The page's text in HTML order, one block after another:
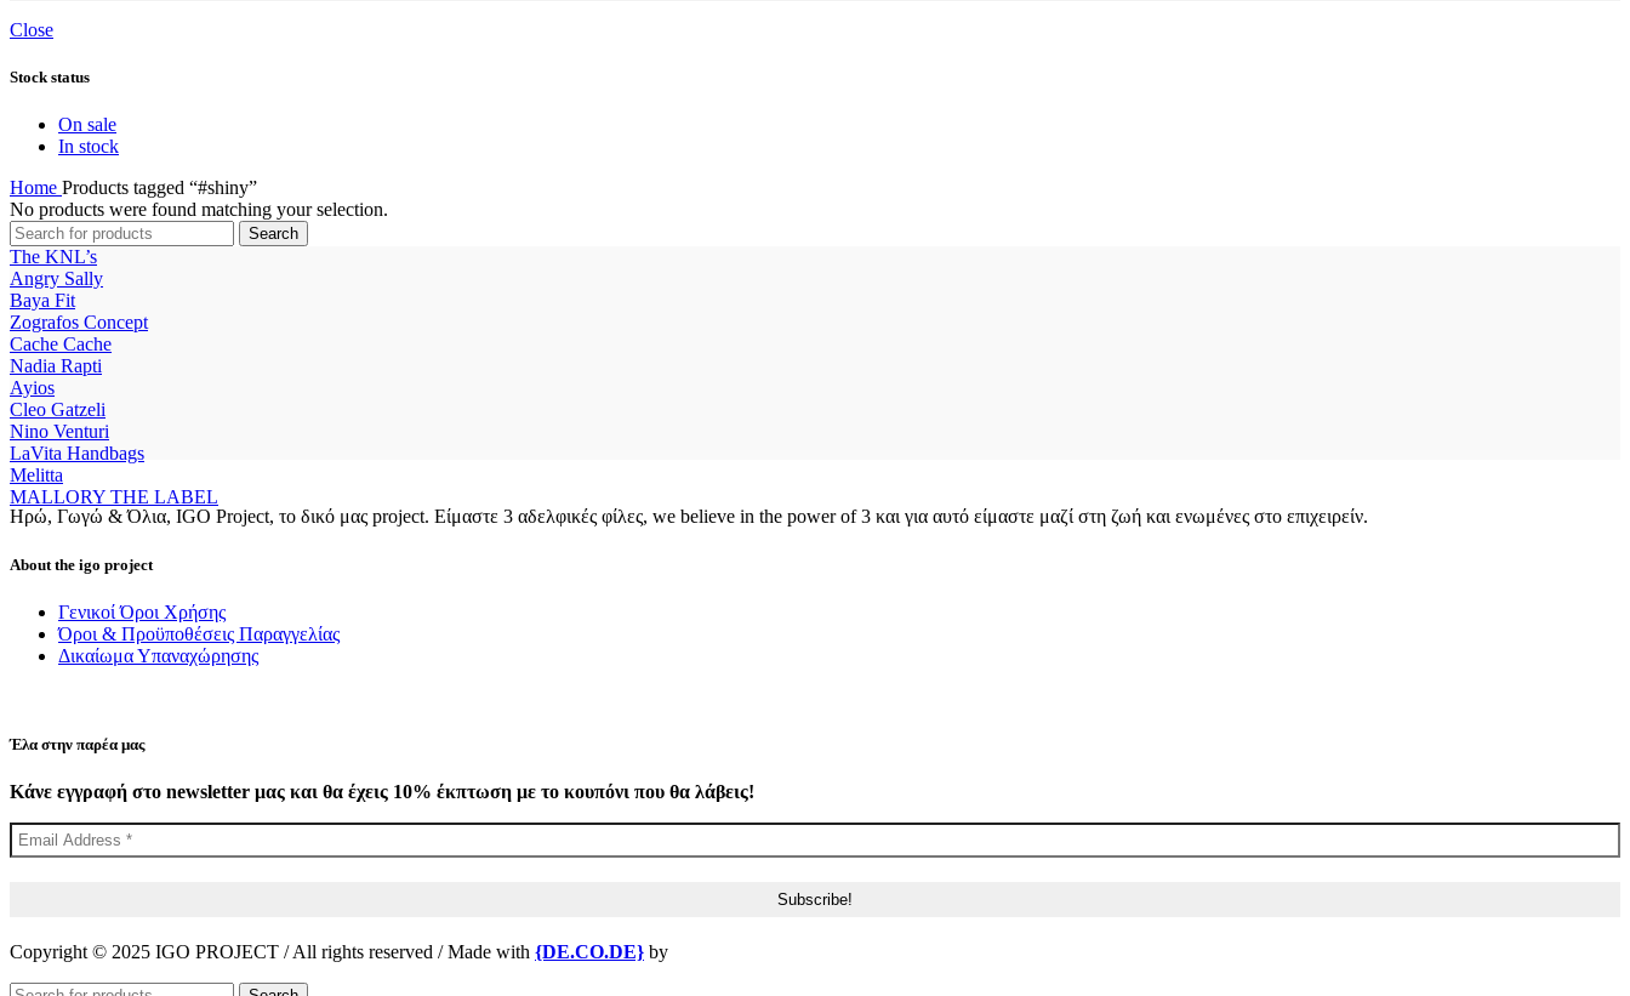
Close
Stock status
On sale
In stock
Home Products tagged “#shiny”
No products were found matching your selection.
Search
The KNL’s
Angry Sally
Baya Fit
Zografos Concept
Cache Cache
Nadia Rapti
Ayios
Cleo Gatzeli
Nino Venturi
LaVita Handbags
Melitta
MALLORY THE LABEL
Ηρώ, Γωγώ & Όλια, IGO Project, το δικό μας project. Είμαστε 3 αδελφικές φίλες, we believe in the power of 3 και για αυτό είμαστε μαζί στη ζωή και ενωμένες στο επιχειρείν.
About the igo project
Γενικοί Όροι Χρήσης
Όροι & Προϋποθέσεις Παραγγελίας
Δικαίωμα Υπαναχώρησης
Έλα στην παρέα μας
Κάνε εγγραφή στο newsletter μας και θα έχεις 10% έκπτωση με το κουπόνι που θα λάβεις!
Copyright © 2025 IGO PROJECT / All rights reserved / Made with {DE.CO.DE} by